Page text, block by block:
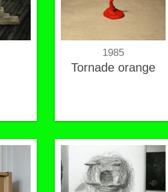
1985
Tornade orange